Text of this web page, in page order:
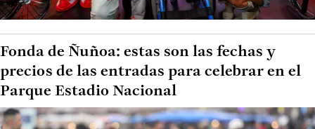
Fonda de Ñuñoa: estas son las fechas y
precios de las entradas para celebrar en el
Parque Estadio Nacional